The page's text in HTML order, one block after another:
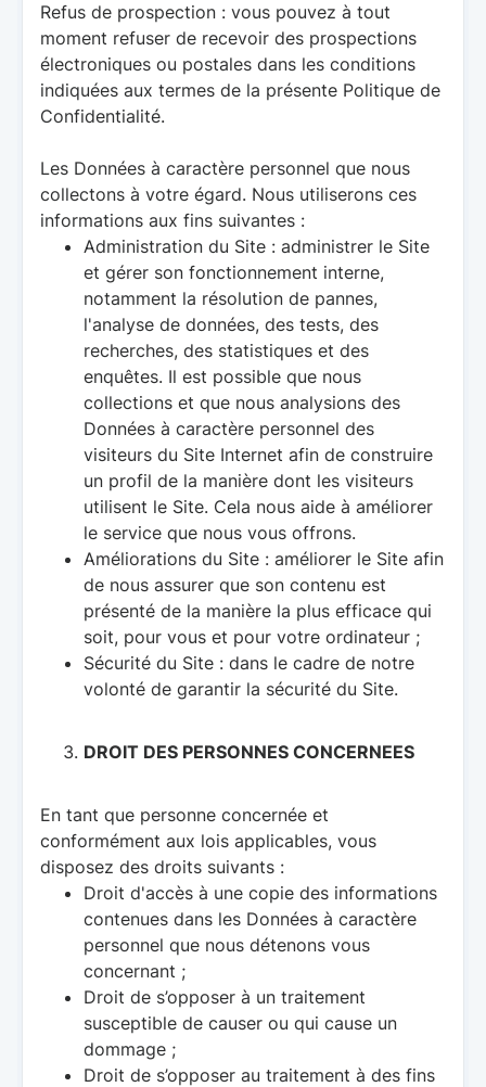
Refus de prospection : vous pouvez à tout
moment refuser de recevoir des prospections
électroniques ou postales dans les conditions
indiquées aux termes de la présente Politique de
Confidentialité.
Les Données à caractère personnel que nous
collectons à votre égard. Nous utiliserons ces
informations aux fins suivantes :
Administration du Site : administrer le Site
et gérer son fonctionnement interne,
notamment la résolution de pannes,
l'analyse de données, des tests, des
recherches, des statistiques et des
enquêtes. Il est possible que nous
collections et que nous analysions des
Données à caractère personnel des
visiteurs du Site Internet afin de construire
un profil de la manière dont les visiteurs
utilisent le Site. Cela nous aide à améliorer
le service que nous vous offrons.
Améliorations du Site : améliorer le Site afin
de nous assurer que son contenu est
présenté de la manière la plus efficace qui
soit, pour vous et pour votre ordinateur ;
Sécurité du Site : dans le cadre de notre
volonté de garantir la sécurité du Site.
DROIT DES PERSONNES CONCERNEES
En tant que personne concernée et
conformément aux lois applicables, vous
disposez des droits suivants :
Droit d'accès à une copie des informations
contenues dans les Données à caractère
personnel que nous détenons vous
concernant ;
Droit de s’opposer à un traitement
susceptible de causer ou qui cause un
dommage ;
Droit de s’opposer au traitement à des fins